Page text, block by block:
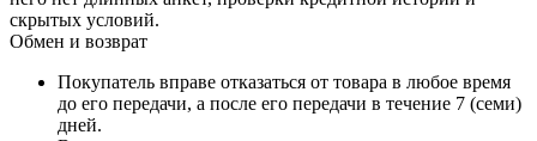
скрытых условий.
Обмен и возврат
Покупатель вправе отказаться от товара в любое время
до его передачи, а после его передачи в течение 7 (семи)
дней.